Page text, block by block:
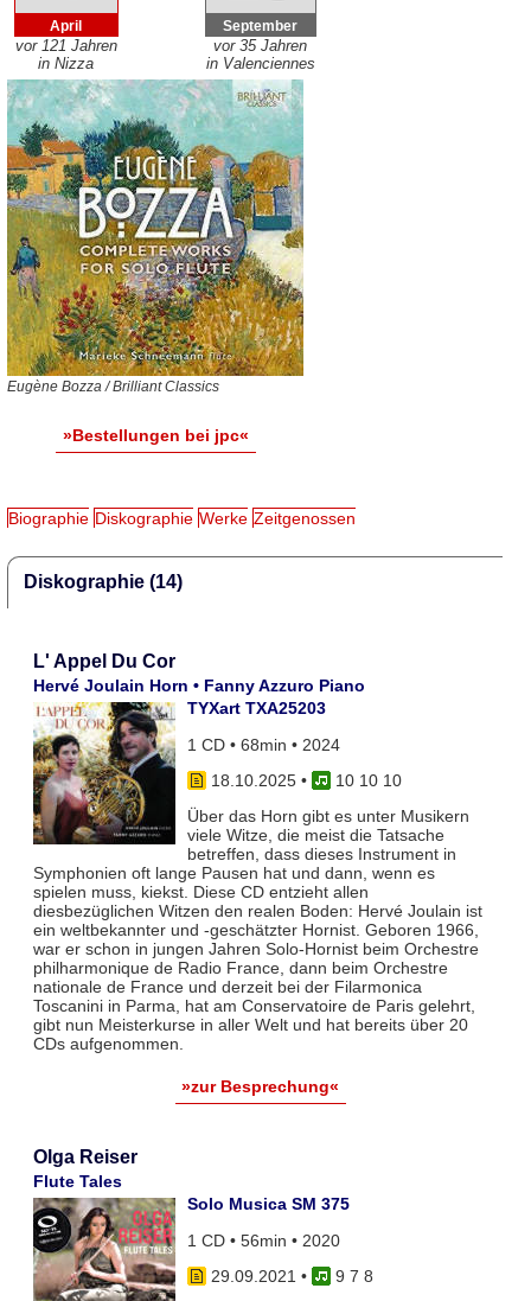
April
vor 121 Jahren
in Nizza
September
vor 35 Jahren
in Valenciennes
Eugène Bozza / Brilliant Classics
»Bestellungen bei jpc«
Biographie Diskographie Werke Zeitgenossen
Diskographie (14)
L' Appel Du Cor
Hervé Joulain Horn • Fanny Azzuro Piano
TYXart TXA25203
1 CD • 68min • 2024
18.10.2025•
10 10 10
Über das Horn gibt es unter Musikern
viele Witze, die meist die Tatsache
betreffen, dass dieses Instrument in
Symphonien oft lange Pausen hat und dann, wenn es
spielen muss, kiekst. Diese CD entzieht allen
diesbezüglichen Witzen den realen Boden: Hervé Joulain ist
ein weltbekannter und -geschätzter Hornist. Geboren 1966,
war er schon in jungen Jahren Solo-Hornist beim Orchestre
philharmonique de Radio France, dann beim Orchestre
nationale de France und derzeit bei der Filarmonica
Toscanini in Parma, hat am Conservatoire de Paris gelehrt,
gibt nun Meisterkurse in aller Welt und hat bereits über 20
CDs aufgenommen.
»zur Besprechung«
Olga Reiser
Flute Tales
Solo Musica SM 375
1 CD • 56min • 2020
29.09.2021 •
9 7 8